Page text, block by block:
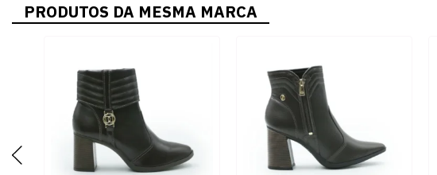
PRODUTOS DA MESMA MARCA